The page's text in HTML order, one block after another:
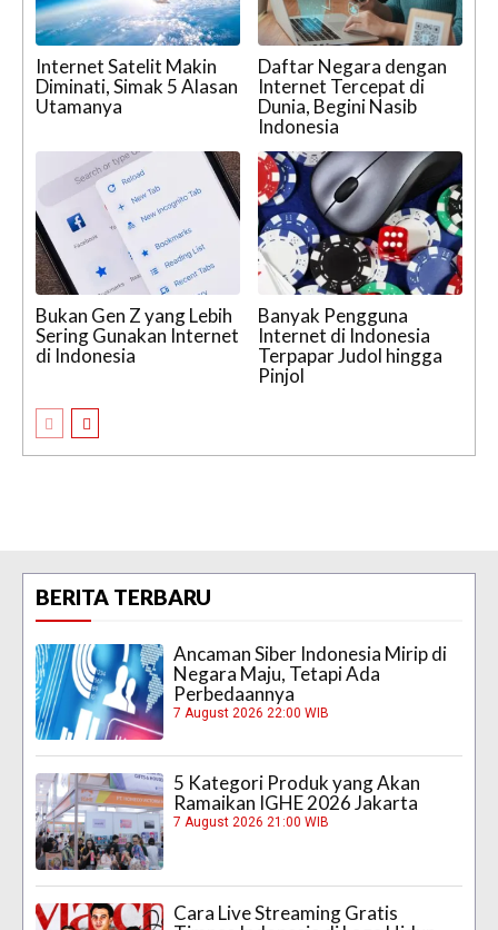
Internet Satelit Makin
Diminati, Simak 5 Alasan
Utamanya
Daftar Negara dengan
Internet Tercepat di
Dunia, Begini Nasib
Indonesia
Bukan Gen Z yang Lebih
Sering Gunakan Internet
di Indonesia
Banyak Pengguna
Internet di Indonesia
Terpapar Judol hingga
Pinjol
BERITA TERBARU
Ancaman Siber Indonesia Mirip di
Negara Maju, Tetapi Ada
Perbedaannya
7 August 2026 22:00 WIB
5 Kategori Produk yang Akan
Ramaikan IGHE 2026 Jakarta
7 August 2026 21:00 WIB
Cara Live Streaming Gratis